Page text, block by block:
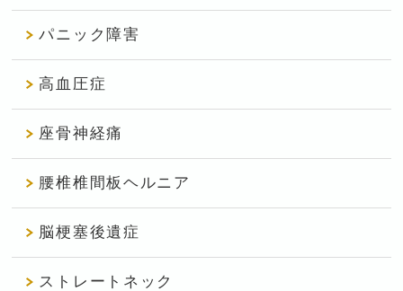
パニック障害
高血圧症
座骨神経痛
腰椎椎間板ヘルニア
脳梗塞後遺症
ストレートネック